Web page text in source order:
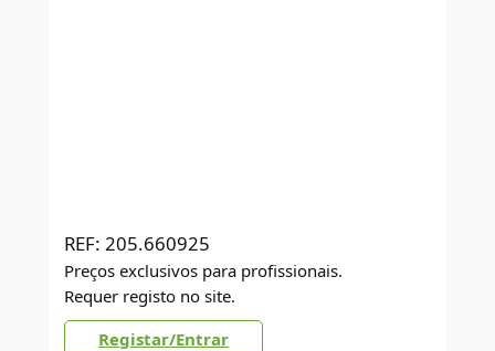
REF: 205.660925
Preços exclusivos para profissionais.
Requer registo no site.
Registar/Entrar